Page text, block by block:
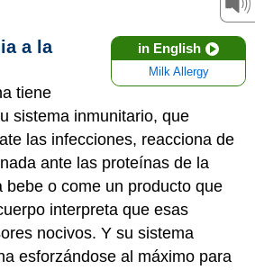
in English
Milk Allergy
a la
tiene
sistema inmunitario, que
las infecciones, reacciona de
ante las proteínas de la
bebe o come un producto que
interpreta que esas
nocivos. Y su sistema
esforzándose al máximo para